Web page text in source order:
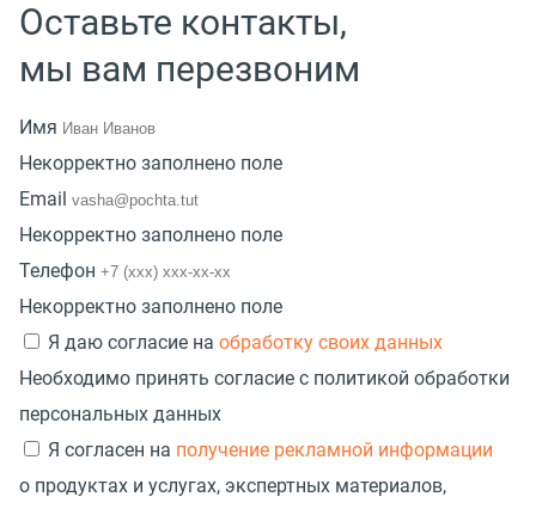
Оставьте контакты,
мы вам перезвоним
Имя
Некорректно заполнено поле
Email
Некорректно заполнено поле
Телефон
Некорректно заполнено поле
Я даю согласие на обработку своих данных
Необходимо принять согласие с политикой обработки
персональных данных
Я согласен на получение рекламной информации
о продуктах и услугах, экспертных материалов,